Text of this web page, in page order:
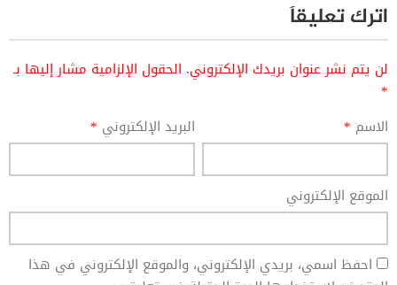
اترك تعليقاً
لن يتم نشر عنوان بريدك الإلكتروني. الحقول الإلزامية مشار إليها بـ
*
الاسم * البريد الإلكتروني *
الموقع الإلكتروني
احفظ اسمي، بريدي الإلكتروني، والموقع الإلكتروني في هذا